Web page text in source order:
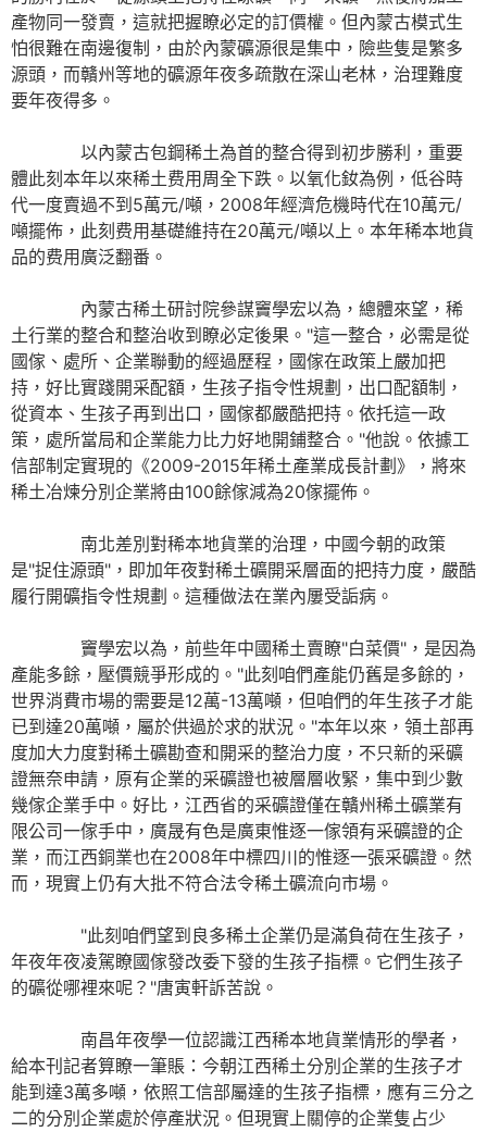
產物同一發賣，這就把握瞭必定的訂價權。但內蒙古模式生
怕很難在南邊復制，由於內蒙礦源很是集中，險些隻是繁多
源頭，而贛州等地的礦源年夜多疏散在深山老林，治理難度
要年夜得多。
以內蒙古包鋼稀土為首的整合得到初步勝利，重要
體此刻本年以來稀土费用周全下跌。以氧化釹為例，低谷時
代一度賣過不到5萬元/噸，2008年經濟危機時代在10萬元/
噸擺佈，此刻费用基礎維持在20萬元/噸以上。本年稀本地貨
品的费用廣泛翻番。
內蒙古稀土研討院參謀竇學宏以為，總體來望，稀
土行業的整合和整治收到瞭必定後果。"這一整合，必需是從
國傢、處所、企業聯動的經過歷程，國傢在政策上嚴加把
持，好比實踐開采配額，生孩子指令性規劃，出口配額制，
從資本、生孩子再到出口，國傢都嚴酷把持。依托這一政
策，處所當局和企業能力比力好地開鋪整合。"他說。依據工
信部制定實現的《2009-2015年稀土產業成長計劃》，將來
稀土冶煉分別企業將由100餘傢減為20傢擺佈。
南北差別對稀本地貨業的治理，中國今朝的政策
是"捉住源頭"，即加年夜對稀土礦開采層面的把持力度，嚴酷
履行開礦指令性規劃。這種做法在業內屢受詬病。
竇學宏以為，前些年中國稀土賣瞭"白菜價"，是因為
產能多餘，壓價競爭形成的。"此刻咱們產能仍舊是多餘的，
世界消費市場的需要是12萬-13萬噸，但咱們的年生孩子才能
已到達20萬噸，屬於供過於求的狀況。"本年以來，領土部再
度加大力度對稀土礦勘查和開采的整治力度，不只新的采礦
證無奈申請，原有企業的采礦證也被層層收緊，集中到少數
幾傢企業手中。好比，江西省的采礦證僅在贛州稀土礦業有
限公司一傢手中，廣晟有色是廣東惟逐一傢領有采礦證的企
業，而江西銅業也在2008年中標四川的惟逐一張采礦證。然
而，現實上仍有大批不符合法令稀土礦流向市場。
"此刻咱們望到良多稀土企業仍是滿負荷在生孩子，
年夜年夜凌駕瞭國傢發改委下發的生孩子指標。它們生孩子
的礦從哪裡來呢？"唐寅軒訴苦說。
南昌年夜學一位認識江西稀本地貨業情形的學者，
給本刊記者算瞭一筆賬：今朝江西稀土分別企業的生孩子才
能到達3萬多噸，依照工信部屬達的生孩子指標，應有三分之
二的分別企業處於停產狀況。但現實上關停的企業隻占少